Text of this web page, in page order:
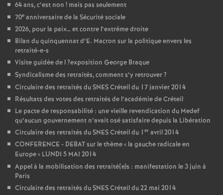
64 ans, c’est non ! mais pas seulement
70e anniversaire de la Sécurité sociale
2026, pour la paix… et contre l’extrême droite
Bilan du quinquennat d’E. Macron sur la politique envers les
retraité-e-s
Visite guidée de l?exposition George Braque
Syndicalisme des retraités, comment s’y retrouver?
Circulaire des retraités duSNESCréteil du 17 janvier 2014
Résultats des votes des retraités de l’académie de Créteil
Le pacte de responsabilité : une vieille revendication du Medef
qu’aucun gouvernement n’avait osé satisfaire depuis la Libération
Circulaire des retraités duSNESCréteil du 1 er avril 2014
CONFERENCE - DEBATsur le thème « la gauche radicale en
Europe» LUNDI 5 MAI 2014
Appel à la mobilisation des retraité(e)s : manifestation le 3 juin à
Paris
Circulaire des retraités duSNESCréteil du 22 mai 2014